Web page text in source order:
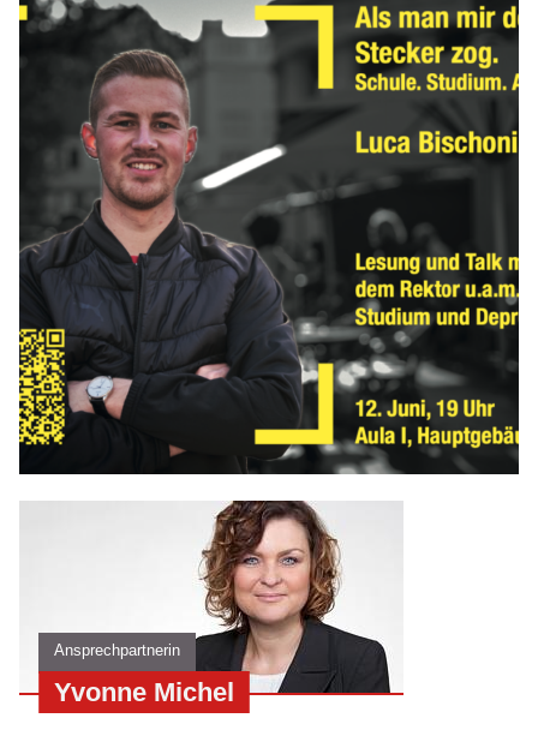
Ansprechpartnerin
Yvonne Michel